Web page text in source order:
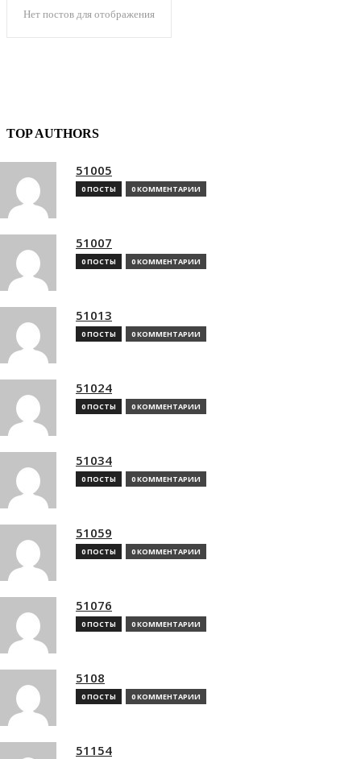
Нет постов для отображения
TOP AUTHORS
51005
0 ПОСТЫ 0 КОММЕНТАРИИ
51007
0 ПОСТЫ 0 КОММЕНТАРИИ
51013
0 ПОСТЫ 0 КОММЕНТАРИИ
51024
0 ПОСТЫ 0 КОММЕНТАРИИ
51034
0 ПОСТЫ 0 КОММЕНТАРИИ
51059
0 ПОСТЫ 0 КОММЕНТАРИИ
51076
0 ПОСТЫ 0 КОММЕНТАРИИ
5108
0 ПОСТЫ 0 КОММЕНТАРИИ
51154